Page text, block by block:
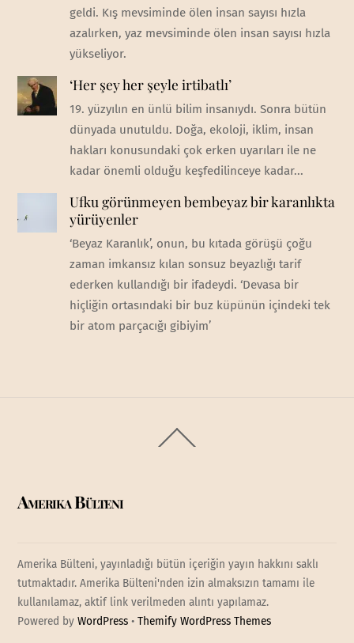
geldi. Kış mevsiminde ölen insan sayısı hızla
azalırken, yaz mevsiminde ölen insan sayısı hızla
yükseliyor.
‘Her şey her şeyle irtibatlı’
19. yüzyılın en ünlü bilim insanıydı. Sonra bütün
dünyada unutuldu. Doğa, ekoloji, iklim, insan
hakları konusundaki çok erken uyarıları ile ne
kadar önemli olduğu keşfedilinceye kadar...
Ufku görünmeyen bembeyaz bir karanlıkta
yürüyenler
‘Beyaz Karanlık’, onun, bu kıtada görüşü çoğu
zaman imkansız kılan sonsuz beyazlığı tarif
ederken kullandığı bir ifadeydi. ‘Devasa bir
hiçliğin ortasındaki bir buz küpünün içindeki tek
bir atom parçacığı gibiyim’
To
Amerika Bülteni
Amerika Bülteni, yayınladığı bütün içeriğin yayın hakkını saklı
tutmaktadır. Amerika Bülteni'nden izin almaksızın tamamı ile
kullanılamaz, aktif link verilmeden alıntı yapılamaz.
Powered byWordPress •Themify WordPress Themes